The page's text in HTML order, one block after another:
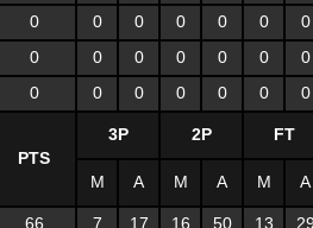
0 0 0 0 0 0
0
0 0 0 0 0 0
0
0 0 0 0 0 0 0
PTS
3P 2P FT
M A M A M A
66 7 17 16 50 13